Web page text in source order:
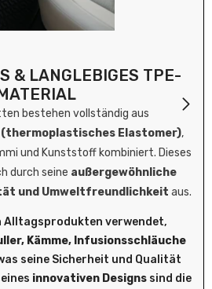
& LANGLEBIGES TPE-
bestehen vollständig aus
(thermoplastisches Elastomer),
und Kunststoff kombiniert. Dieses
durch seine außergewöhnliche
und Umweltfreundlichkeit aus.
Alltagsprodukten verwendet,
Kämme, Infusionsschläuche
seine Sicherheit und Qualität
innovativen Designssind die